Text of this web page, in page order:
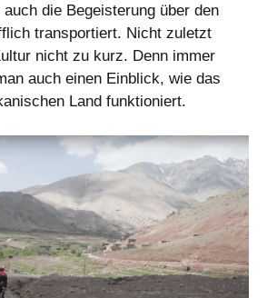
die Begeisterung über den
transportiert. Nicht zuletzt
nicht zu kurz. Denn immer
auch einen Einblick, wie das
Land funktioniert.